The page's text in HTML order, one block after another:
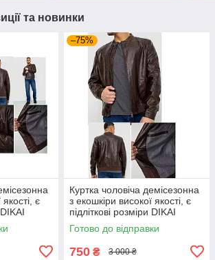
та новинки
є
DIKAI
–75%
Куртка чоловіча демісезонна
з екошкіри високої якості, є
підліткові розміри DIKAI
Готово до відправки
750 ₴ 3 000 ₴